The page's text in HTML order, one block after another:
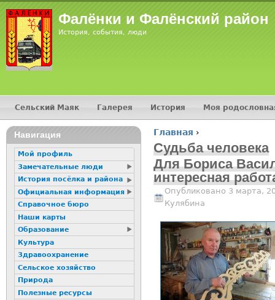
Фалёнки и Фалёнский район
История, события, люди
Вы здесь
Главная ›
Судьба человека
Для Бориса
интересная
Опубликовано 3 марта,
Кулябина
Главное меню
Сельский Маяк Галерея История Моя
16+
Навигация
Мой профиль
Замечательные люди
История посёлка и района
Официальная информация
Справочное бюро
Наши карты
Образование
Культура
Здравоохранение
Сельское хозяйство
Природа
Полезные ресурсы